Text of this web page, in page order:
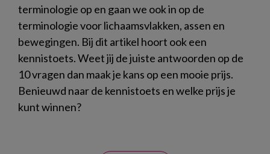
terminologie op en gaan we ook in op de
terminologie voor lichaamsvlakken, assen en
bewegingen. Bij dit artikel hoort ook een
kennistoets. Weet jij de juiste antwoorden op de
10 vragen dan maak je kans op een mooie prijs.
Benieuwd naar de kennistoets en welke prijs je
kunt winnen?